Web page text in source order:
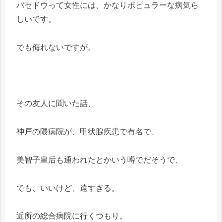
バセドウって女性には、かなりポピュラーな病気ら
しいです。
でも侮れないですが。
その友人に聞いた話、
神戸の隈病院が、甲状腺疾患で有名で、
美智子皇后も通われたとかいう噂でだそうで、
でも、いいけど、遠すぎる。
近所の総合病院に行くつもり。